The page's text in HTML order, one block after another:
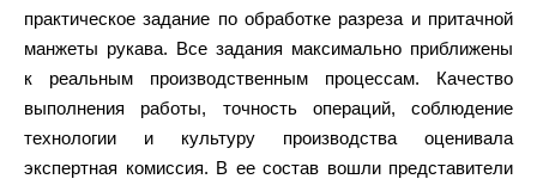
практическое задание по обработке разреза и притачной
манжеты рукава. Все задания максимально приближены
к реальным производственным процессам. Качество
выполнения работы, точность операций, соблюдение
технологии и культуру производства оценивала
экспертная комиссия. В ее состав вошли представители